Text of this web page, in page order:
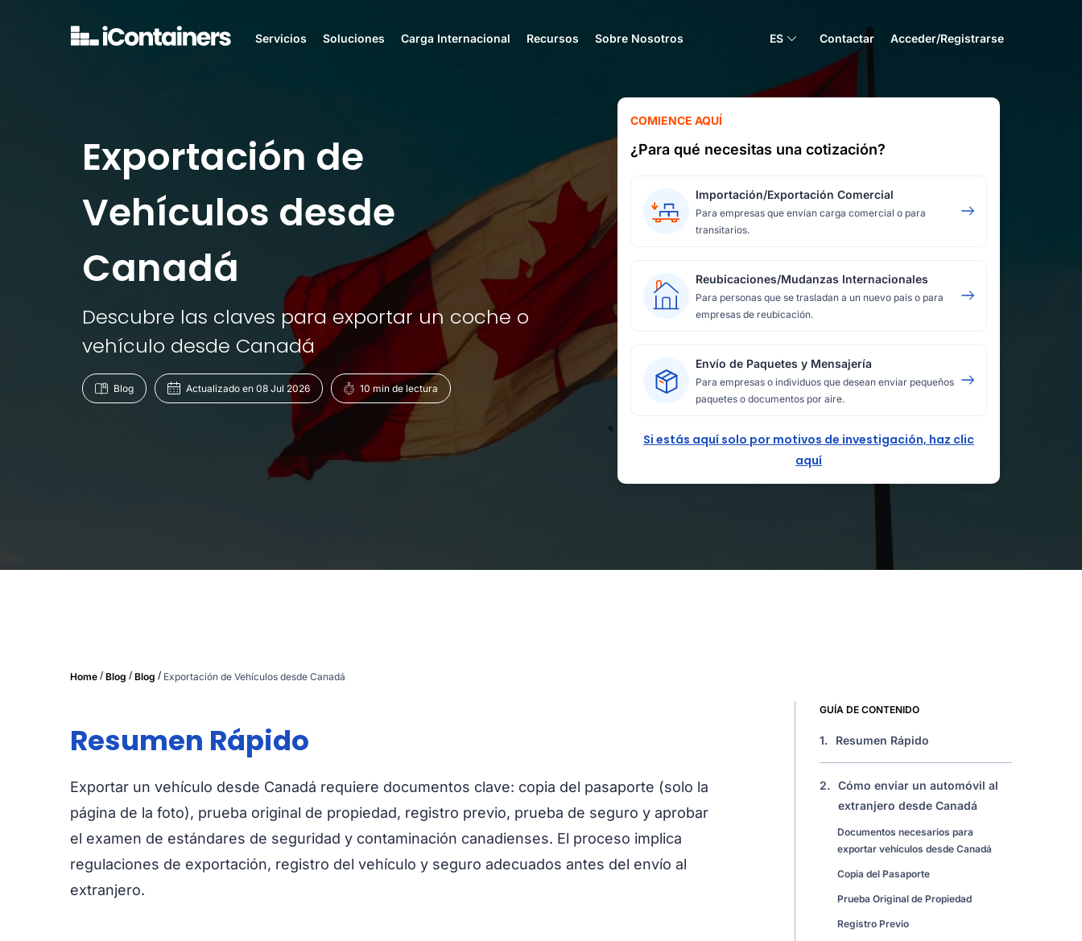
Servicios Soluciones Carga Internacional Recursos Sobre Nosotros ES Contactar Acceder/Registrarse
Exportación de
Vehículos desde
Canadá
Descubre las claves para exportar un coche o
vehículo desde Canadá
Blog Actualizado en 08 Jul 2026 10 min de lectura
COMIENCE AQUÍ
¿Para qué necesitas una cotización?
Importación/Exportación Comercial
Para empresas que envían carga comercial o para
transitarios.
Reubicaciones/Mudanzas Internacionales
Para personas que se trasladan a un nuevo país o para
empresas de reubicación.
Envío de Paquetes y Mensajería
Para empresas o individuos que desean enviar pequeños
paquetes o documentos por aire.
Si estás aquí solo por motivos de investigación, haz clic
aquí
Home / Blog / Blog / Exportación de Vehículos desde Canadá
Resumen Rápido
Exportar un vehículo desde Canadá requiere documentos clave: copia del pasaporte (solo la
página de la foto), prueba original de propiedad, registro previo, prueba de seguro y aprobar
el examen de estándares de seguridad y contaminación canadienses. El proceso implica
regulaciones de exportación, registro del vehículo y seguro adecuados antes del envío al
extranjero.
GUÍA DE CONTENIDO
1. Resumen Rápido
2. Cómo enviar un automóvil al
extranjero desde Canadá
Documentos necesarios para
exportar vehículos desde Canadá
Copia del Pasaporte
Prueba Original de Propiedad
Registro Previo